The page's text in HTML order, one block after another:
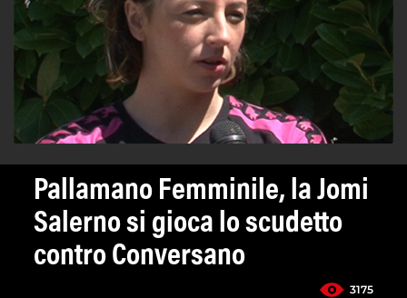
Pallamano Femminile, la Jomi
Salerno si gioca lo scudetto
contro Conversano
3175